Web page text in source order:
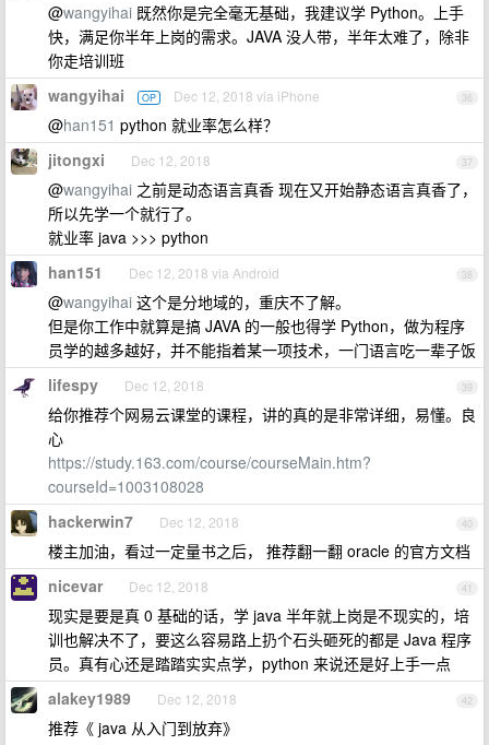
@wangyihai 既然你是完全毫无基础，我建议学 Python。上手
快，满足你半年上岗的需求。JAVA 没人带，半年太难了，除非
你走培训班
36
wangyihai OP Dec 12, 2018 via iPhone
@han151 python 就业率怎么样？
37
jitongxi Dec 12, 2018
@wangyihai 之前是动态语言真香 现在又开始静态语言真香了，
所以先学一个就行了。
就业率 java >>> python
38
han151 Dec 12, 2018 via Android
@wangyihai 这个是分地域的，重庆不了解。
但是你工作中就算是搞 JAVA 的一般也得学 Python，做为程序
员学的越多越好，并不能指着某一项技术，一门语言吃一辈子饭
39
lifespy Dec 12, 2018
给你推荐个网易云课堂的课程，讲的真的是非常详细，易懂。良
心
https://study.163.com/course/courseMain.htm?
courseId=1003108028
40
hackerwin7 Dec 12, 2018
楼主加油，看过一定量书之后， 推荐翻一翻 oracle 的官方文档
41
nicevar Dec 12, 2018
现实是要是真 0 基础的话，学 java 半年就上岗是不现实的，培
训也解决不了，要这么容易路上扔个石头砸死的都是 Java 程序
员。真有心还是踏踏实实点学，python 来说还是好上手一点
42
alakey1989 Dec 12, 2018
推荐《 java 从入门到放弃》